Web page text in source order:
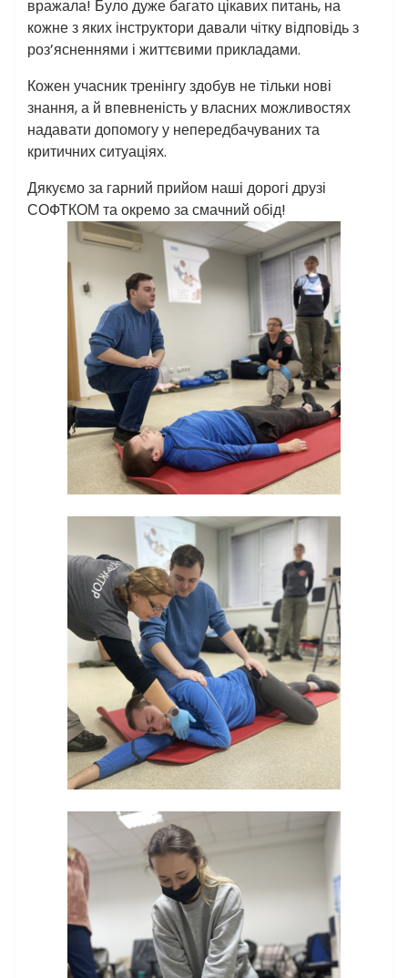
вражала! Було дуже багато цікавих питань, на
кожне з яких інструктори давали чітку відповідь з
роз’ясненнями і життєвими прикладами.
Кожен учасник тренінгу здобув не тільки нові
знання, а й впевненість у власних можливостях
надавати допомогу у непередбачуваних та
критичних ситуаціях.
Дякуємо за гарний прийом наші дорогі друзі
СОФТКОМ та окремо за смачний обід!